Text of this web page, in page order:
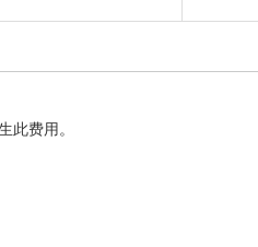
此费用。